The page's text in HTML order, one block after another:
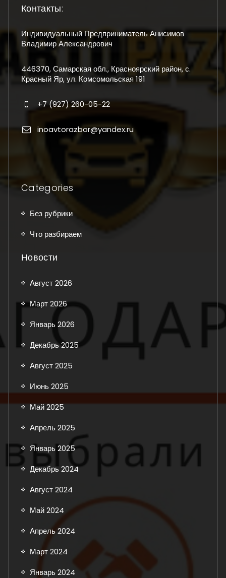
Контакты:
Индивидуальный Предприниматель Анисимов
Владимир Александрович
446370, Самарская обл., Красноярский район, с.
Красный Яр, ул. Комсомольская 191
+7 (927) 260-05-22
inoavtorazbor@yandex.ru
Categories
Без рубрики
Что разбираем
Новости
Август 2026
Март 2026
Январь 2026
Декабрь 2025
Август 2025
Июнь 2025
Май 2025
Апрель 2025
Январь 2025
Декабрь 2024
Август 2024
Май 2024
Апрель 2024
Март 2024
Январь 2024